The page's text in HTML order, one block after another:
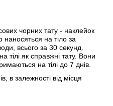
чорних тату - наклейок
наносяться на тіло за
всього за 30 секунд.
тілі як справжні тату. Вони
на тілі до 7 днів.
в залежності від місця